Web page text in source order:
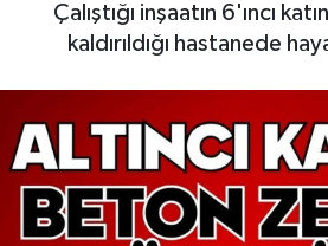
Çalıştığı inşaatın 6'ıncı
kaldırıldığı hastanede